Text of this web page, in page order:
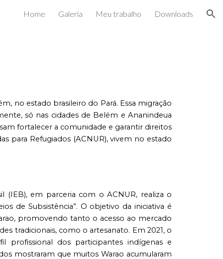
Home Galeria Meu trabalho Downloads
no estado brasileiro do Pará. Essa migração
só nas cidades de Belém e Ananindeua
fortalecer a comunidade e garantir direitos
para Refugiados (ACNUR), vivem no estado
(IEB), em parceria com o ACNUR, realiza o
de Subsistência”. O objetivo da iniciativa é
promovendo tanto o acesso ao mercado
tradicionais, como o artesanato. Em 2021, o
profissional dos participantes indígenas e
mostraram que muitos Warao acumularam